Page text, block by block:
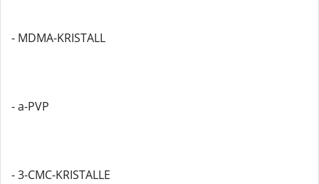
- MDMA-KRISTALL
- a-PVP
- 3-CMC-KRISTALLE